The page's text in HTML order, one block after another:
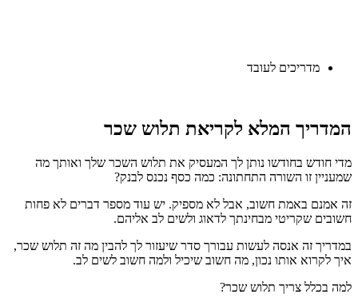
מדריכים לעובד
המדריך המלא לקריאת תלוש שכר
מדי חודש בחודשו נותן לך המעסיק את תלוש השכר שלך ואותך מה
שמעניין זו השורה התחתונה: כמה כסף נכנס לבנק?
זה אמנם באמת חשוב, אבל לא מספיק. יש עוד מספר דברים לא פחות
חשובים שקריטי מבחינתך לדאוג ולשים לב אליהם.
במדריך זה אנסה לעשות עבורך סדר שיעזור לך להבין מה זה תלוש שכר,
איך לקרוא אותו נכון, מה חשוב שיכיל ולמה חשוב לשים לב.
למה בכלל צריך תלוש שכר?